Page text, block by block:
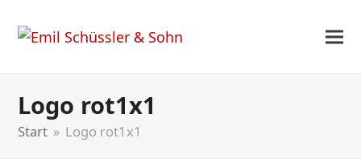
Logo rot1x1
Start » Logo rot1x1